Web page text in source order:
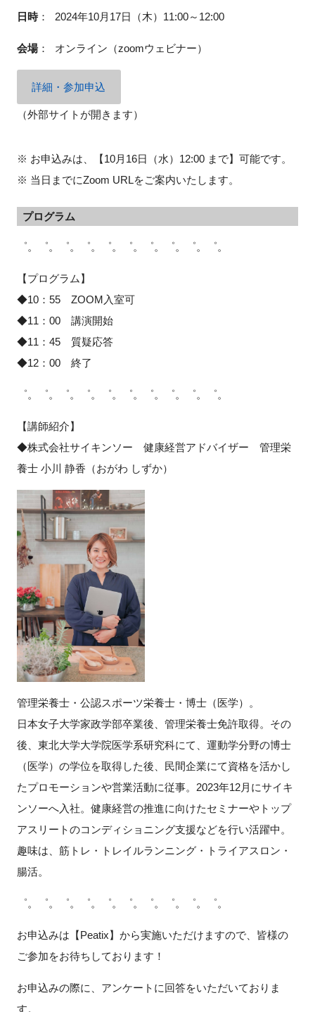
日時： 2024年10月17日（木）11:00～12:00
会場： オンライン（zoomウェビナー）
詳細・参加申込
（外部サイトが開きます）
※ お申込みは、【10月16日（水）12:00 まで】可能です。
※ 当日までにZoom URLをご案内いたします。
プログラム
゜。゜。゜。゜。゜。゜。゜。゜。゜。゜。
【プログラム】
◆10：55 ZOOM入室可
◆11：00 講演開始
◆11：45 質疑応答
◆12：00 終了
゜。゜。゜。゜。゜。゜。゜。゜。゜。゜。
【講師紹介】
◆株式会社サイキンソー 健康経営アドバイザー 管理栄
養士 小川 静香（おがわ しずか）
管理栄養士・公認スポーツ栄養士・博士（医学）。
日本女子大学家政学部卒業後、管理栄養士免許取得。その
後、東北大学大学院医学系研究科にて、運動学分野の博士
（医学）の学位を取得した後、民間企業にて資格を活かし
たプロモーションや営業活動に従事。2023年12月にサイキ
ンソーへ入社。健康経営の推進に向けたセミナーやトップ
アスリートのコンディショニング支援などを行い活躍中。
趣味は、筋トレ・トレイルランニング・トライアスロン・
腸活。
゜。゜。゜。゜。゜。゜。゜。゜。゜。゜。
お申込みは【Peatix】から実施いただけますので、皆様の
ご参加をお待ちしております！
お申込みの際に、アンケートに回答をいただいておりま
す。